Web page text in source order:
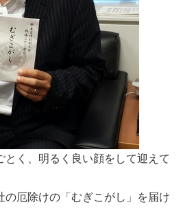
とく、明るく良い顔をして迎えて
の厄除けの「むぎこがし」を届け